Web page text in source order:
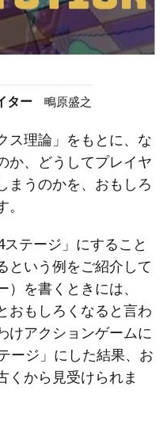
ター 鴫原盛之
ス理論」をもとに、な
か、どうしてプレイヤ
まうのかを、おもしろ
テージ」にすること
という例をご紹介して
を書くときには、
おもしろくなると言わ
けアクションゲームに
ージ」にした結果、お
くから見受けられま